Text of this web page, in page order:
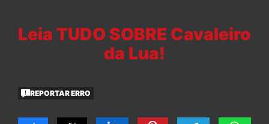
Leia TUDO SOBRE Cavaleiro
da Lua!
REPORTAR ERRO